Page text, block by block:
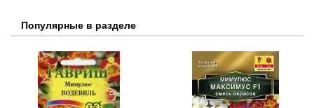
Популярные в разделе